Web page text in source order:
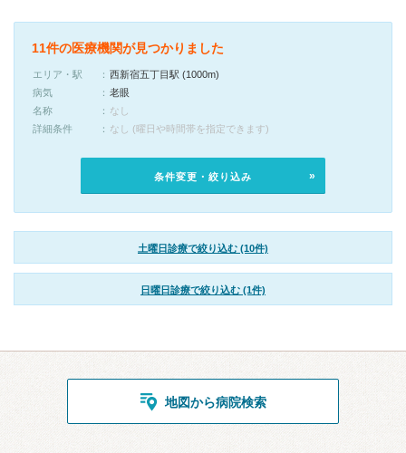
11件の医療機関が見つかりました
エリア・駅
西新宿五丁目駅 (1000m)
病気
老眼
名称
なし
詳細条件
なし (曜日や時間帯を指定できます)
条件変更・絞り込み
土曜日診療で絞り込む (10件)
日曜日診療で絞り込む (1件)
地図から病院検索